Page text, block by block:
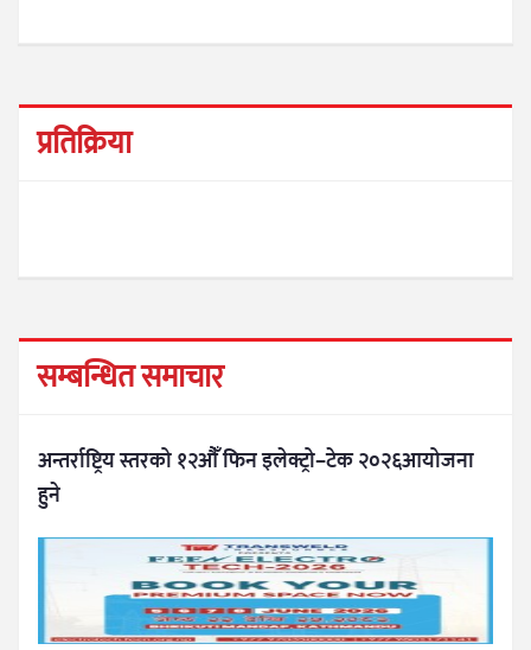
प्रतिक्रिया
सम्बन्धित समाचार
अन्तर्राष्ट्रिय स्तरको १२औँ फिन इलेक्ट्रो–टेक २०२६आयोजना
हुने